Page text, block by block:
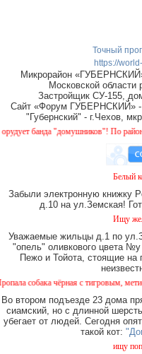
Точный
https://
Микрорайон
Московской
Застройщик СУ-155,
Сайт «Форум ГУБЕРНСКИЙ» -
"Губернский" - г.Чехов,
банда "домушников"! По району
Белый
Забыли электронную книжку
д.10 на ул.Земская!
Ищу
Уважаемые жильцы д.1 по
"опель" оливкового цвета
Пежо и Тойота, стоящие на
чёрная с тигровым, метиска
Во втором подъезде 23 дома
сиамский, но с длинной
убегает от людей. Сегодня
такой кот:
ищу